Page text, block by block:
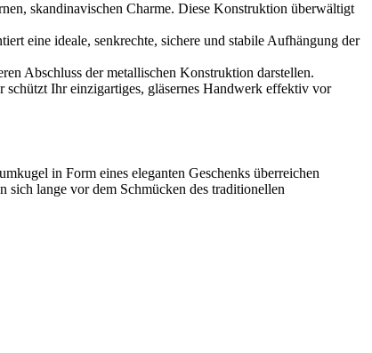
skandinavischen Charme. Diese Konstruktion überwältigt
eine ideale, senkrechte, sichere und stabile Aufhängung der
Abschluss der metallischen Konstruktion darstellen.
Ihr einzigartiges, gläsernes Handwerk effektiv vor
in Form eines eleganten Geschenks überreichen
sich lange vor dem Schmücken des traditionellen